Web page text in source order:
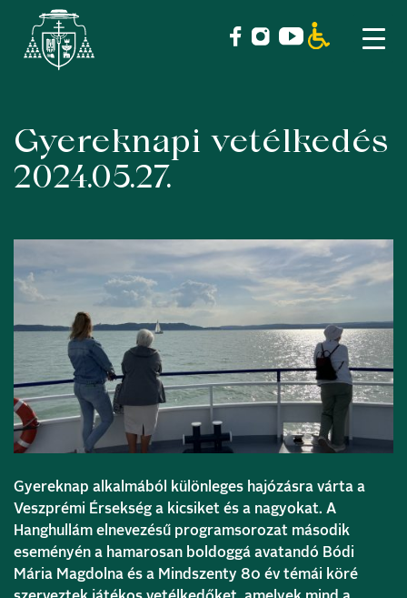
Skip
content
Gyereknapi vetélkedés
2024.05.27.
Gyereknap alkalmából különleges hajózásra várta a
Veszprémi Érsekség a kicsiket és a nagyokat. A
Hanghullám elnevezésű programsorozat második
eseményén a hamarosan boldoggá avatandó Bódi
Mária Magdolna és a Mindszenty 80 év témái köré